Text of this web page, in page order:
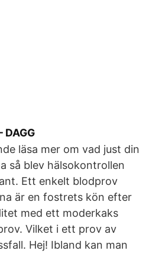
läsa mer om vad just din
så blev hälsokontrollen
Ett enkelt blodprov
är en fostrets kön efter
med ett moderkaks
Vilket i ett prov av
Hej! Ibland kan man